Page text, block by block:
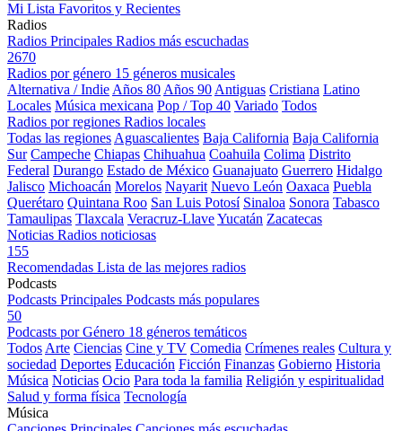
Mi Lista Favoritos y Recientes
Radios
Radios Principales Radios más escuchadas
2670
Radios por género 15 géneros musicales
Alternativa / Indie Años 80 Años 90 Antiguas Cristiana Latino
Locales Música mexicana Pop / Top 40 Variado Todos
Radios por regiones Radios locales
Todas las regiones Aguascalientes Baja California Baja California
Sur Campeche Chiapas Chihuahua Coahuila Colima Distrito
Federal Durango Estado de México Guanajuato Guerrero Hidalgo
Jalisco Michoacán Morelos Nayarit Nuevo León Oaxaca Puebla
Querétaro Quintana Roo San Luis Potosí Sinaloa Sonora Tabasco
Tamaulipas Tlaxcala Veracruz-LlaveYucatán Zacatecas
Noticias Radios noticiosas
155
Recomendadas Lista de las mejores radios
Podcasts
Podcasts Principales Podcasts más populares
50
Podcasts por Género 18 géneros temáticos
Todos Arte Ciencias Cine y TV Comedia Crímenes reales Cultura y
sociedad Deportes Educación Ficción Finanzas Gobierno Historia
Música Noticias Ocio Para toda la familia Religión y espiritualidad
Salud y forma física Tecnología
Música